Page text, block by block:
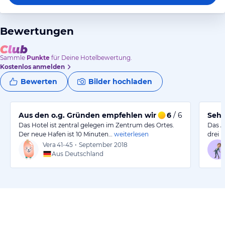
Bewertungen
Sammle Punkte für Deine Hotelbewertung.
Kostenlos anmelden
Bewerten Bilder hochladen
Aus den o.g. Gründen empfehlen wir es weiter!
6 / 6
Das Hotel ist zentral gelegen im Zentrum des Ortes.
Der neue Hafen ist 10 Minuten…
weiterlesen
Vera 41-45 • September 2018
Aus Deutschland
Das
drei